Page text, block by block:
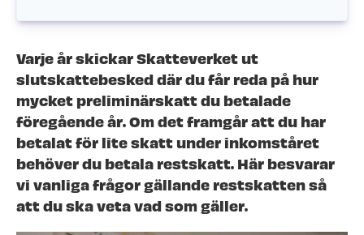
Varje år skickar Skatteverket ut
slutskattebesked där du får reda på hur
mycket preliminärskatt du betalade
föregående år. Om det framgår att du har
betalat för lite skatt under inkomståret
behöver du betala restskatt. Här besvarar
vi vanliga frågor gällande restskatten så
att du ska veta vad som gäller.